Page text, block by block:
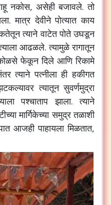
नकोस, असेही बजावले. तो
मात्र देवीने पोत्यात काय
त्याने वाटेत पोते उघडून
आढळले. त्यामुळे रागातून
फेकून दिले आणि रिकामे
त्याने पत्नीला ही हकीगत
त्यातून सुवर्णमुद्रा
पश्चाताप झाला. त्याने
मार्गिकेच्या समुद्र तळाशी
आजही पाहायला मिळतात,